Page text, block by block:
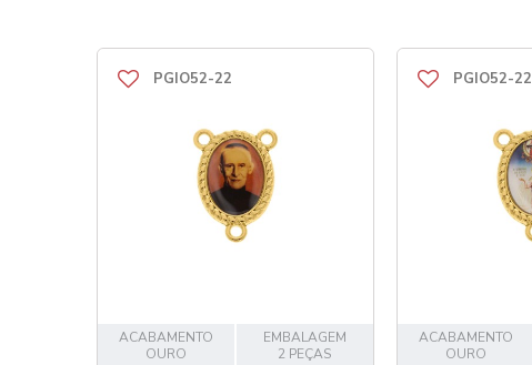
PGIO52-22
ACABAMENTO
OURO
EMBALAGEM
2 PEÇAS
PGIO52-22
ACABAMENTO
OURO